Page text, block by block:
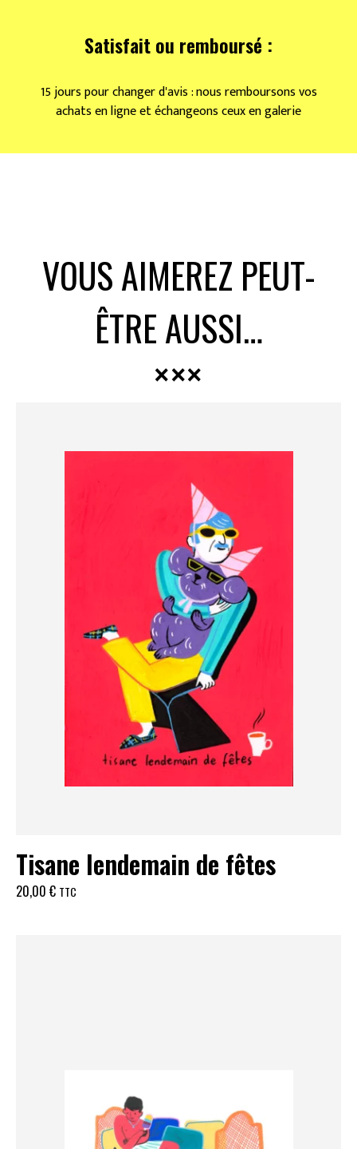
Satisfait ou remboursé :
15 jours pour changer d'avis : nous remboursons vos
achats en ligne et échangeons ceux en galerie
VOUS AIMEREZ PEUT-
ÊTRE AUSSI…
Tisane lendemain de fêtes
20,00 € TTC